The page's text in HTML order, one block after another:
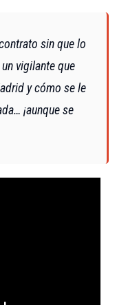
sin que lo
vigilante que
y cómo se le
¡aunque se